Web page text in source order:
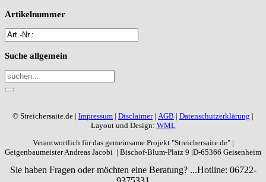
Artikelnummer
Suche allgemein
© Streichersaite.de | Impressum | Disclaimer| AGB | Datenschutzerklärung |
Layout und Design: WML
Verantwortlich für das gemeinsame Projekt "Streichersaite.de" |
Geigenbaumeister Andreas Jacobi | Bischof-Blum-Platz 9 |D-65366 Geisenheim
Sie haben Fragen oder möchten eine Beratung? ...Hotline: 06722-